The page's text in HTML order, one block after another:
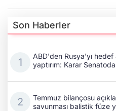
Son Haberler
ABD'den Rusya'yı
yaptırım: Karar
Temmuz bilançosu
savunması balistik füze